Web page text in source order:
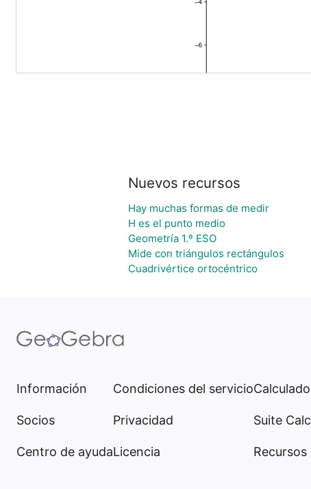
Nuevos recursos
Hay muchas formas de medir
H es el punto medio
Geometría 1.º ESO
Mide con triángulos rectángulos
Cuadrivértice ortocéntrico
Información
Socios
Centro de ayuda
Condiciones del servicio
Privacidad
Licencia
Suite